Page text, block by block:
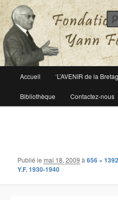
Fondation Yann
Le site officiel de la fondation Yann
principal
Aller
au
Accueil ‘L’AVENIR de la
Bibliothèque Contactez-nous
Publié lemai 18, 2009 à656 × 1392
Y.F. 1930-1940